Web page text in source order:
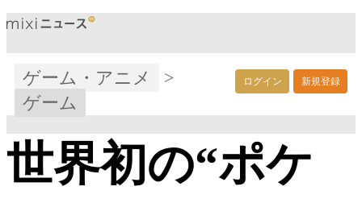
ログイン 新規登録
ゲーム・アニメ
>
ゲーム
世界初の“ポケ